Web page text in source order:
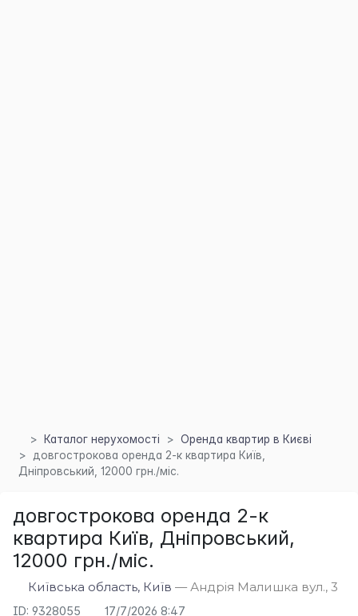
Каталог нерухомості
Оренда квартир в Києві
довгострокова оренда 2-к квартира Київ,
Дніпровський, 12000 грн./міс.
довгострокова оренда 2-к
квартира Київ, Дніпровський,
12000 грн./міс.
Київська область, Київ — Андрія Малишка вул., 3
ID: 9328055 17/7/2026 8:47